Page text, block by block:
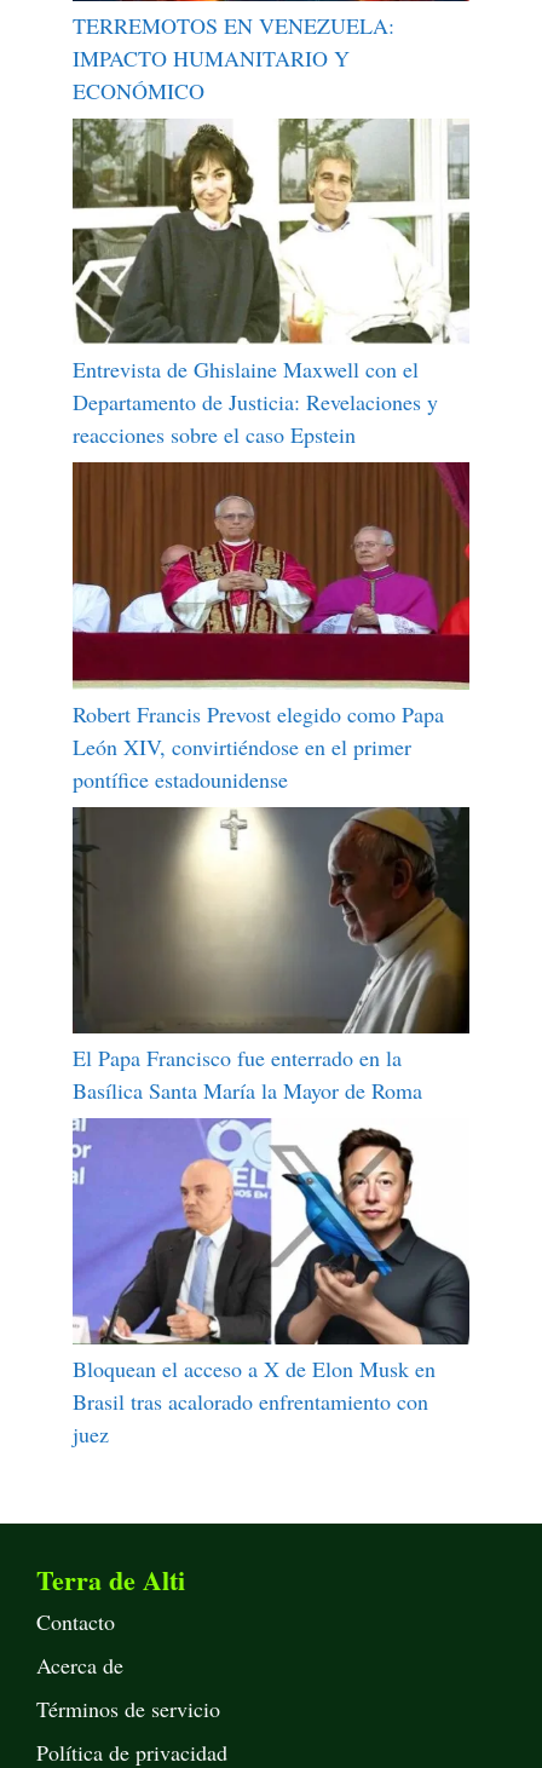
TERREMOTOS EN VENEZUELA:
IMPACTO HUMANITARIO Y
ECONÓMICO
Entrevista de Ghislaine Maxwell con el
Departamento de Justicia: Revelaciones y
reacciones sobre el caso Epstein
Robert Francis Prevost elegido como Papa
León XIV, convirtiéndose en el primer
pontífice estadounidense
El Papa Francisco fue enterrado en la
Basílica Santa María la Mayor de Roma
Bloquean el acceso a X de Elon Musk en
Brasil tras acalorado enfrentamiento con
juez
Terra de Alti
Contacto
Acerca de
Términos de servicio
Política de privacidad